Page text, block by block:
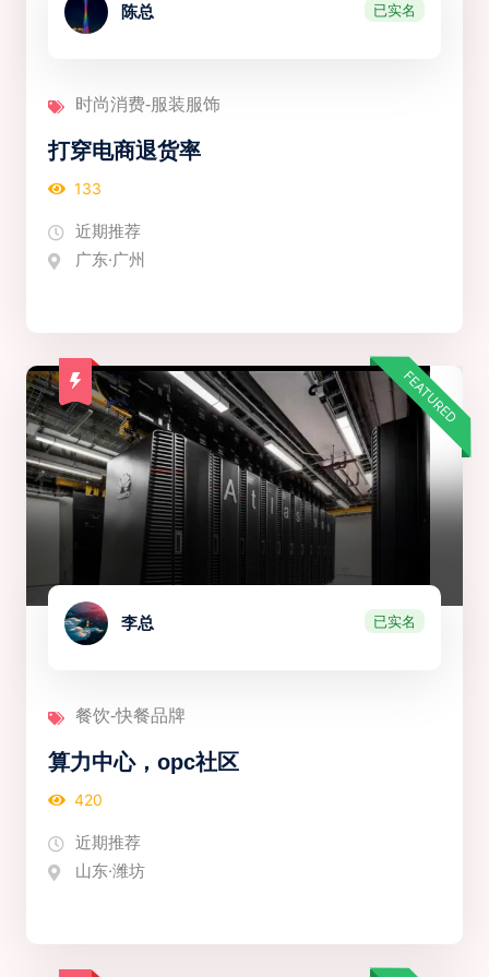
陈总 已实名
时尚消费-服装服饰
打穿电商退货率
133
近期推荐
广东·广州
FEATURED
李总 已实名
餐饮-快餐品牌
算力中心，opc社区
420
近期推荐
山东·潍坊